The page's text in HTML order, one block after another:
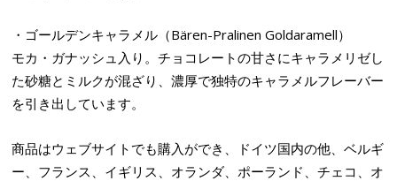
・ゴールデンキャラメル（Bären-Pralinen Goldaramell）
モカ・ガナッシュ入り。チョコレートの甘さにキャラメリゼし
た砂糖とミルクが混ざり、濃厚で独特のキャラメルフレーバー
を引き出しています。
商品はウェブサイトでも購入ができ、ドイツ国内の他、ベルギ
ー、フランス、イギリス、オランダ、ポーランド、チェコ、オ